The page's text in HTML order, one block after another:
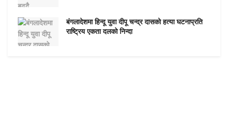
बंगलादेशमा हिन्दू युवा दीपू चन्द्र दासको हत्या घटनाप्रति
राष्ट्रिय एकता दलको निन्दा